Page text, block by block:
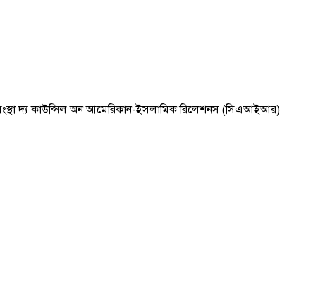
সংস্থা দ্য কাউন্সিল অন আমেরিকান-ইসলামিক রিলেশনস (সিএআইআর)।